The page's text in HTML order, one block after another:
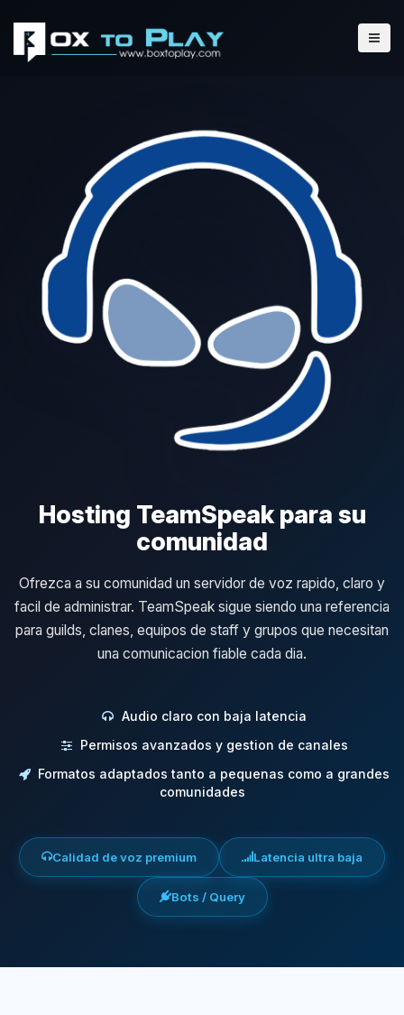
Hosting TeamSpeak para su
comunidad
Ofrezca a su comunidad un servidor de voz rapido, claro y
facil de administrar. TeamSpeak sigue siendo una referencia
para guilds, clanes, equipos de staff y grupos que necesitan
una comunicacion fiable cada dia.
Audio claro con baja latencia
Permisos avanzados y gestion de canales
Formatos adaptados tanto a pequenas como a grandes
comunidades
Calidad de voz premium Latencia ultra baja
Bots / Query